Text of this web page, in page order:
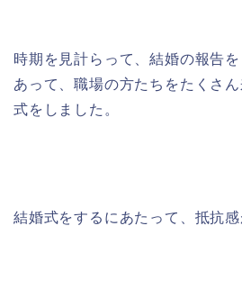
時期を見計らって、結婚の報告
あって、職場の方たちをたくさ
式をしました。
結婚式をするにあたって、抵抗感